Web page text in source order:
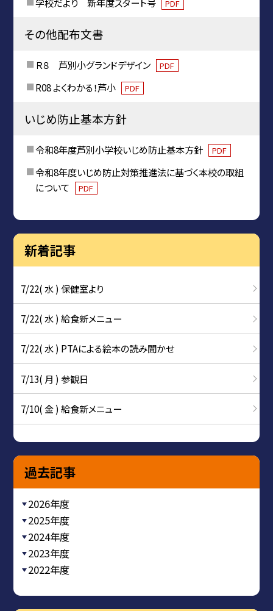
PDF
その他配布文書
Ｒ８ 芦別小グランドデザイン PDF
R08 よくわかる！芦小 PDF
いじめ防止基本方針
令和8年度芦別小学校いじめ防止基本方針 PDF
令和8年度いじめ防止対策推進法に基づく本校の取組
について
PDF
新着記事
7/22( 水 ) 保健室より
7/22( 水 ) 給食新メニュー
7/22( 水 ) PTAによる絵本の読み聞かせ
7/13( 月 ) 参観日
7/10( 金 ) 給食新メニュー
過去記事
2026年度
2025年度
2024年度
2023年度
2022年度